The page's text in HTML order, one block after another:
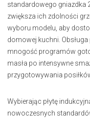
standardowego gniazdka
zwiększa ich zdolności
wyboru modelu, aby
domowej kuchni.
mnogość programów
masła po intensywne
przygotowywania
Wybierając płytę
nowoczesnych